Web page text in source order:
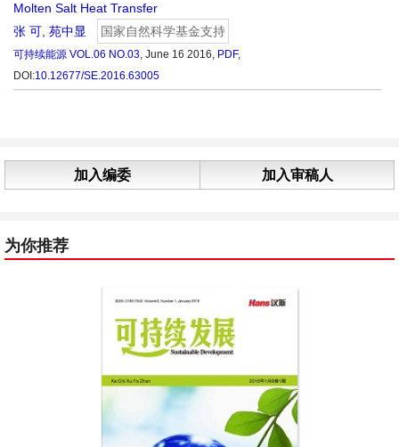
Molten Salt Heat Transfer
张 可, 苑中显 国家自然科学基金支持
可持续能源 VOL.06 NO.03, June 16 2016, PDF,
DOI:10.12677/SE.2016.63005
加入编委 加入审稿人
为你推荐